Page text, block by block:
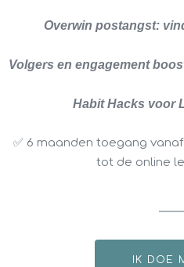
Overwin postangst:
Volgers en engagement
Habit Hacks voor
✅ 6 maanden toegang
tot de online
IK DOE